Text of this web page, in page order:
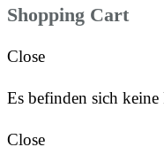
Shopping Cart
Close
Es befinden sich
Close